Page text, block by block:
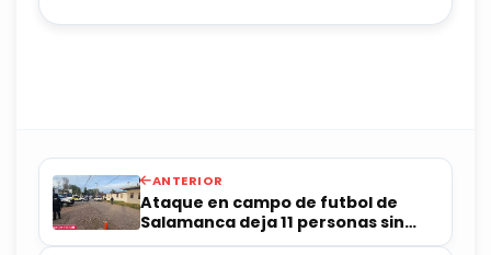
ANTERIOR
Ataque en campo de futbol de
Salamanca deja 11 personas sin
vida